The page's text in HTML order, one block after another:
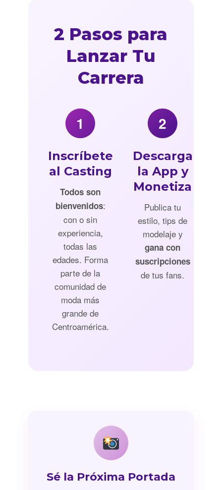
2 Pasos para
Lanzar Tu
Carrera
1
Inscríbete
al Casting
Todos son
bienvenidos:
con o sin
experiencia,
todas las
edades. Forma
parte de la
comunidad de
moda más
grande de
Centroamérica.
2
Descarga
la App y
Monetiza
Publica tu
estilo, tips de
modelaje y
gana con
suscripciones
de tus fans.
Sé la Próxima Portada